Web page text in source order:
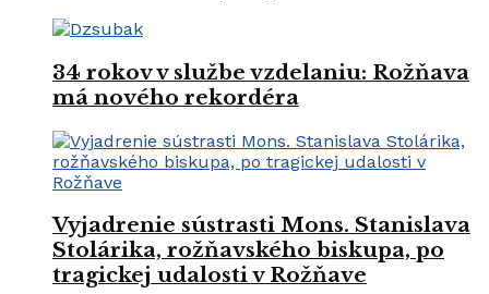
34 rokov v službe vzdelaniu: Rožňava
má nového rekordéra
Vyjadrenie sústrasti Mons. Stanislava
Stolárika, rožňavského biskupa, po
tragickej udalosti v Rožňave